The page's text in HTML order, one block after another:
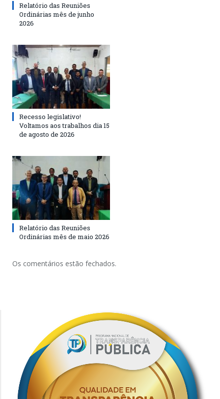
Relatório das Reuniões
Ordinárias mês de junho
2026
Recesso legislativo!
Voltamos aos trabalhos dia 15
de agosto de 2026
Relatório das Reuniões
Ordinárias mês de maio 2026
Os comentários estão fechados.